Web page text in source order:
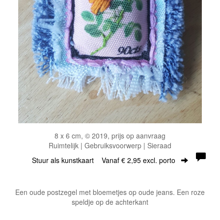
8 x 6 cm, © 2019, prijs op aanvraag
Ruimtelijk | Gebruiksvoorwerp | Sieraad
Stuur als kunstkaart Vanaf € 2,95 excl. porto
Een oude postzegel met bloemetjes op oude jeans. Een roze
speldje op de achterkant